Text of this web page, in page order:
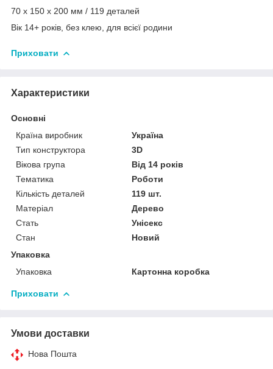
70 x 150 x 200 мм / 119 деталей
Вік 14+ років, без клею, для всієї родини
Приховати
Характеристики
Основні
Країна виробник
Україна
Тип конструктора
3D
Вікова група
Від 14 років
Тематика
Роботи
Кількість деталей
119 шт.
Матеріал
Дерево
Стать
Унісекс
Стан
Новий
Упаковка
Упаковка
Картонна коробка
Приховати
Умови доставки
Нова Пошта